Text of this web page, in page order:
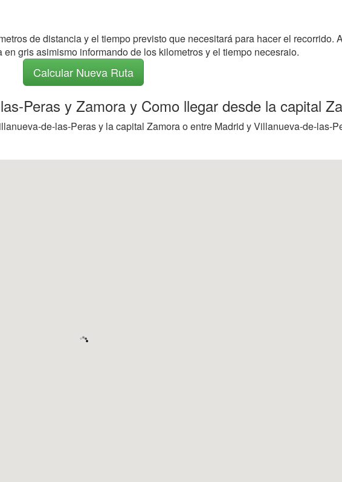
de distancia y el tiempo previsto que necesitará para hacer el recorrido.
en gris asimismo informando de los kilometros y el tiempo necesraio.
Calcular Nueva Ruta
Peras y Zamora y Como llegar desde la capital
de-las-Peras y la capital Zamora o entre Madrid y Villanueva-de-las-